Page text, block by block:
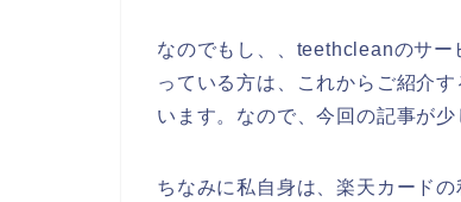
なのでもし、、teethcleanのサー
っている方は、これからご紹介
います。なので、今回の記事が
ちなみに私自身は、楽天カード